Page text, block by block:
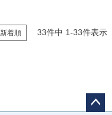
新着順 33件中 1-33件表示